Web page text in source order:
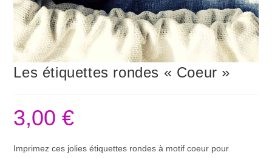
Les étiquettes rondes « Coeur »
3,00€
Imprimez ces jolies étiquettes rondes à motif coeur pour